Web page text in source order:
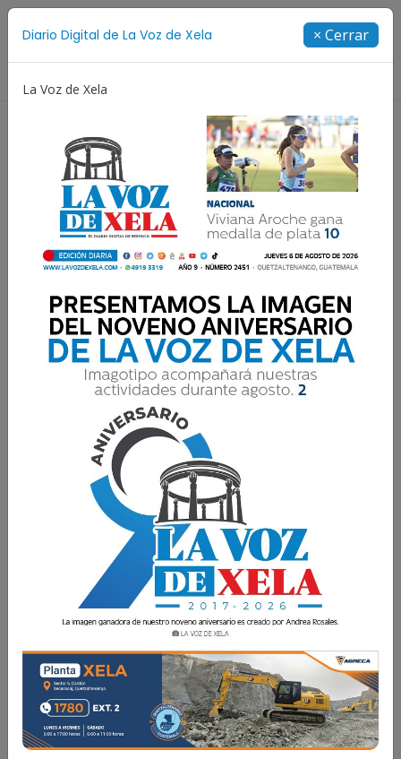
Diario Digital de La Voz de Xela × Cerrar
La Voz de Xela
Lee el diario digital del
viernes 3 de julio | #2422
Ediciones Digitales 3 Julio 2026 19:07
AÑO 9 · NÚMERO 2422 · QUETZALTENANGO, GUATEMALA
WWW.LAVOZDEXELA.COM ·     4919 3319
LOS OCTAVOS DE FINAL
SE VIVEN A TRAVÉS DE
FIESTA FUTBOLERA
Te esperamos desde este sábado en
el nuevo formato de La Voz de Xela. 2
Elegirán a Hija del
Pueblo de Xelajú 4
XELAFER 2026